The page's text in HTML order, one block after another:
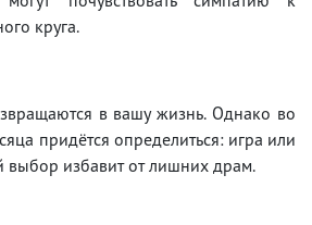
круга.
в вашу жизнь. Однако во
придётся определиться: игра или
выбор избавит от лишних драм.